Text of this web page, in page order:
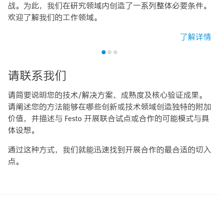
战。为此，我们在研究领域内创造了一系列整体必要条件。
欢迎了解我们的工作领域。
了解详情
请联系我们
请简要说明您的技术/解决方案、成熟度及核心验证成果。
请阐述您的方法能够在哪些创新或技术领域创造独特的附加
价值，并描述与 Festo 开展联合试点或合作的可能模式与具
体设想。
通过这种方式，我们就能迅速找到开展合作的最合适的切入
点。